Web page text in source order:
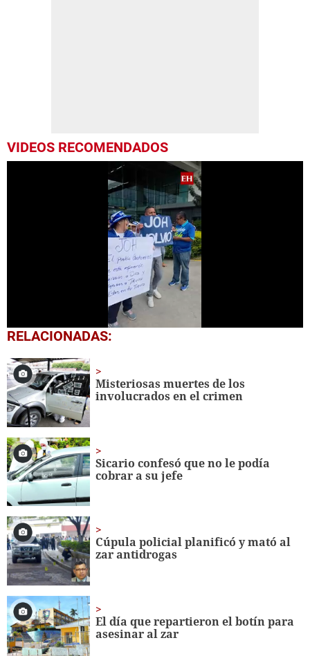
VIDEOS RECOMENDADOS
0
seconds
54
seconds
RELACIONADAS:
Misteriosas muertes de los
involucrados en el crimen
Sicario confesó que no le podía
cobrar a su jefe
Cúpula policial planificó y mató al
zar antidrogas
El día que repartieron el botín para
asesinar al zar